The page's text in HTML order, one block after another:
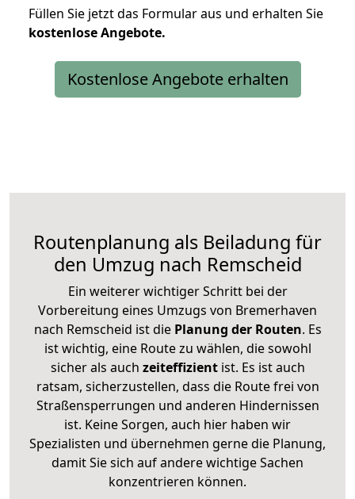
Füllen Sie jetzt das Formular aus und erhalten Sie
kostenloseAngebote.
Kostenlose Angebote erhalten
Routenplanung als Beiladung für
den Umzug nach Remscheid
Ein weiterer wichtiger Schritt bei der
Vorbereitung eines Umzugs von Bremerhaven
nach Remscheid ist diePlanung der Routen. Es
ist wichtig, eine Route zu wählen, die sowohl
sicher als auch zeiteffizientist. Es ist auch
ratsam, sicherzustellen, dass die Route frei von
Straßensperrungen und anderen Hindernissen
ist. Keine Sorgen, auch hier haben wir
Spezialisten und übernehmen gerne die Planung,
damit Sie sich auf andere wichtige Sachen
konzentrieren können.